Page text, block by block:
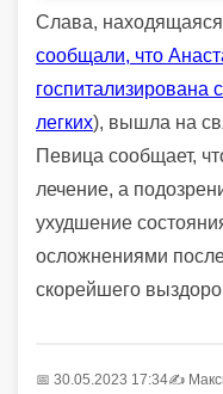
Слава,
сообщали, что
госпитализирована
легких), вышла на
Певица сообщает,
лечение, а
ухудшение
осложнениями
скорейшего
📅 30.05.2023 17:34✍️